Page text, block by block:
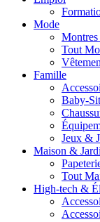
Mode
Tout
Famille
Baby-
Jeux &
Maison &
Tout
High-tech &